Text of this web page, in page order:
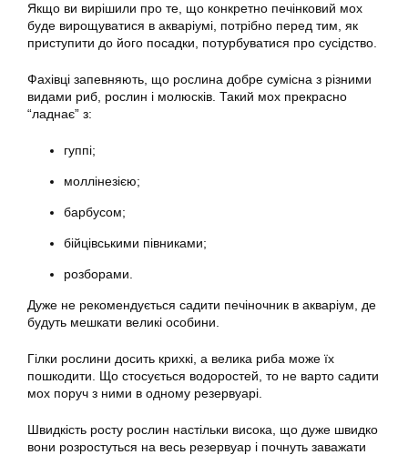
Якщо ви вирішили про те, що конкретно печінковий мох
буде вирощуватися в акваріумі , потрібно перед тим, як
приступити до його посадки, потурбуватися про сусідство.
Фахівці запевняють, що рослина добре сумісна з різними
видами риб, рослин і молюсків. Такий мох прекрасно
“ладнає” з:
гуппі;
моллінезією;
барбусом;
бійцівськими півниками;
розборами.
Дуже не рекомендується садити печіночник в акваріум, де
будуть мешкати великі особини.
Гілки рослини досить крихкі, а велика риба може їх
пошкодити. Що стосується водоростей, то не варто садити
мох поруч з ними в одному резервуарі.
Швидкість росту рослин настільки висока, що дуже швидко
вони розростуться на весь резервуар і почнуть заважати